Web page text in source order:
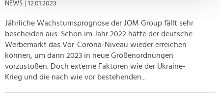
verarbeitet werden, und legen Sie Ihre Präferenzen im
Abschnitt Einzelheiten
Wir verwenden Cookies, um Inhalte und Anzeigen zu
personalisieren, Funktionen für soziale Medien anbieten
zu können und die Zugriffe auf unsere Website zu
analysieren. Außerdem geben wir Informationen zu Ihrer
NEWS | 12.01.2023
Jährliche Wachstumsprognose der JOM Group fällt sehr
bescheiden aus. Schon im Jahr 2022 hätte der deutsche
Werbemarkt das Vor-Corona-Niveau wieder erreichen
können, um dann 2023 in neue Größenordnungen
vorzustoßen. Doch externe Faktoren wie der Ukraine-
Krieg und die nach wie vor bestehenden...